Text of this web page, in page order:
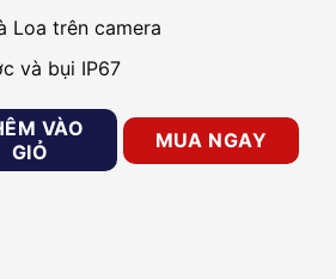
Loa trên camera
và bụi IP67
Color Hunter UNV IPC3612LE-
VÀO
GIỎ
MUA NGAY